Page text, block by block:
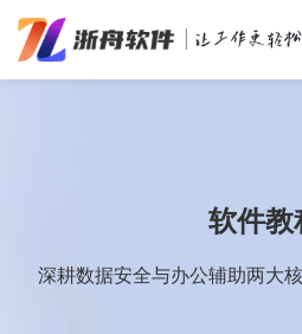
软件教
深耕数据安全与办公辅助两大